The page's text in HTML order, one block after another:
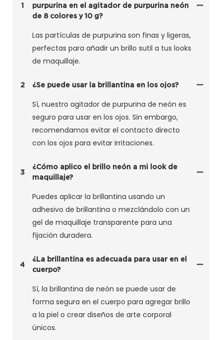
1
purpurina en el agitador de purpurina neón
de 8 colores y 10 g?
Las partículas de purpurina son finas y ligeras,
perfectas para añadir un brillo sutil a tus looks
de maquillaje.
2 ¿Se puede usar la brillantina en los ojos?
Sí, nuestro agitador de purpurina de neón es
seguro para usar en los ojos. Sin embargo,
recomendamos evitar el contacto directo
con los ojos para evitar irritaciones.
3
¿Cómo aplico el brillo neón a mi look de
maquillaje?
Puedes aplicar la brillantina usando un
adhesivo de brillantina o mezclándolo con un
gel de maquillaje transparente para una
fijación duradera.
4
¿La brillantina es adecuada para usar en el
cuerpo?
Sí, la brillantina de neón se puede usar de
forma segura en el cuerpo para agregar brillo
a la piel o crear diseños de arte corporal
únicos.